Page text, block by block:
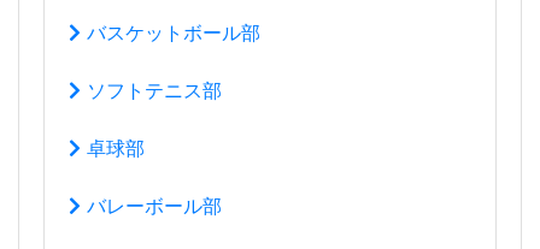
バスケットボール部
ソフトテニス部
卓球部
バレーボール部